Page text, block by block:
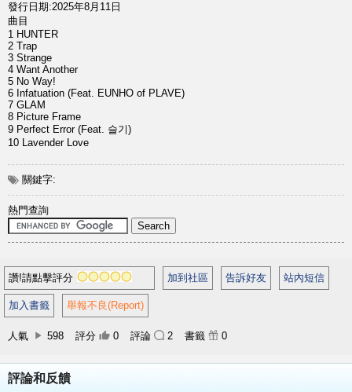
發行日期:2025年8月11日
曲目
1 HUNTER
2 Trap
3 Strange
4 Want Another
5 No Way!
6 Infatuation (Feat. EUNHO of PLAVE)
7 GLAM
8 Picture Frame
9 Perfect Error (Feat. 슬기)
10 Lavender Love
關鍵字:
熱門查詢
讚!請點擊評分 加到社區 告訴好友 站內短信
加入書籤 舉報不良(Report)
人氣 598 評分 0 評論 2 書籤 0
評論和反饋